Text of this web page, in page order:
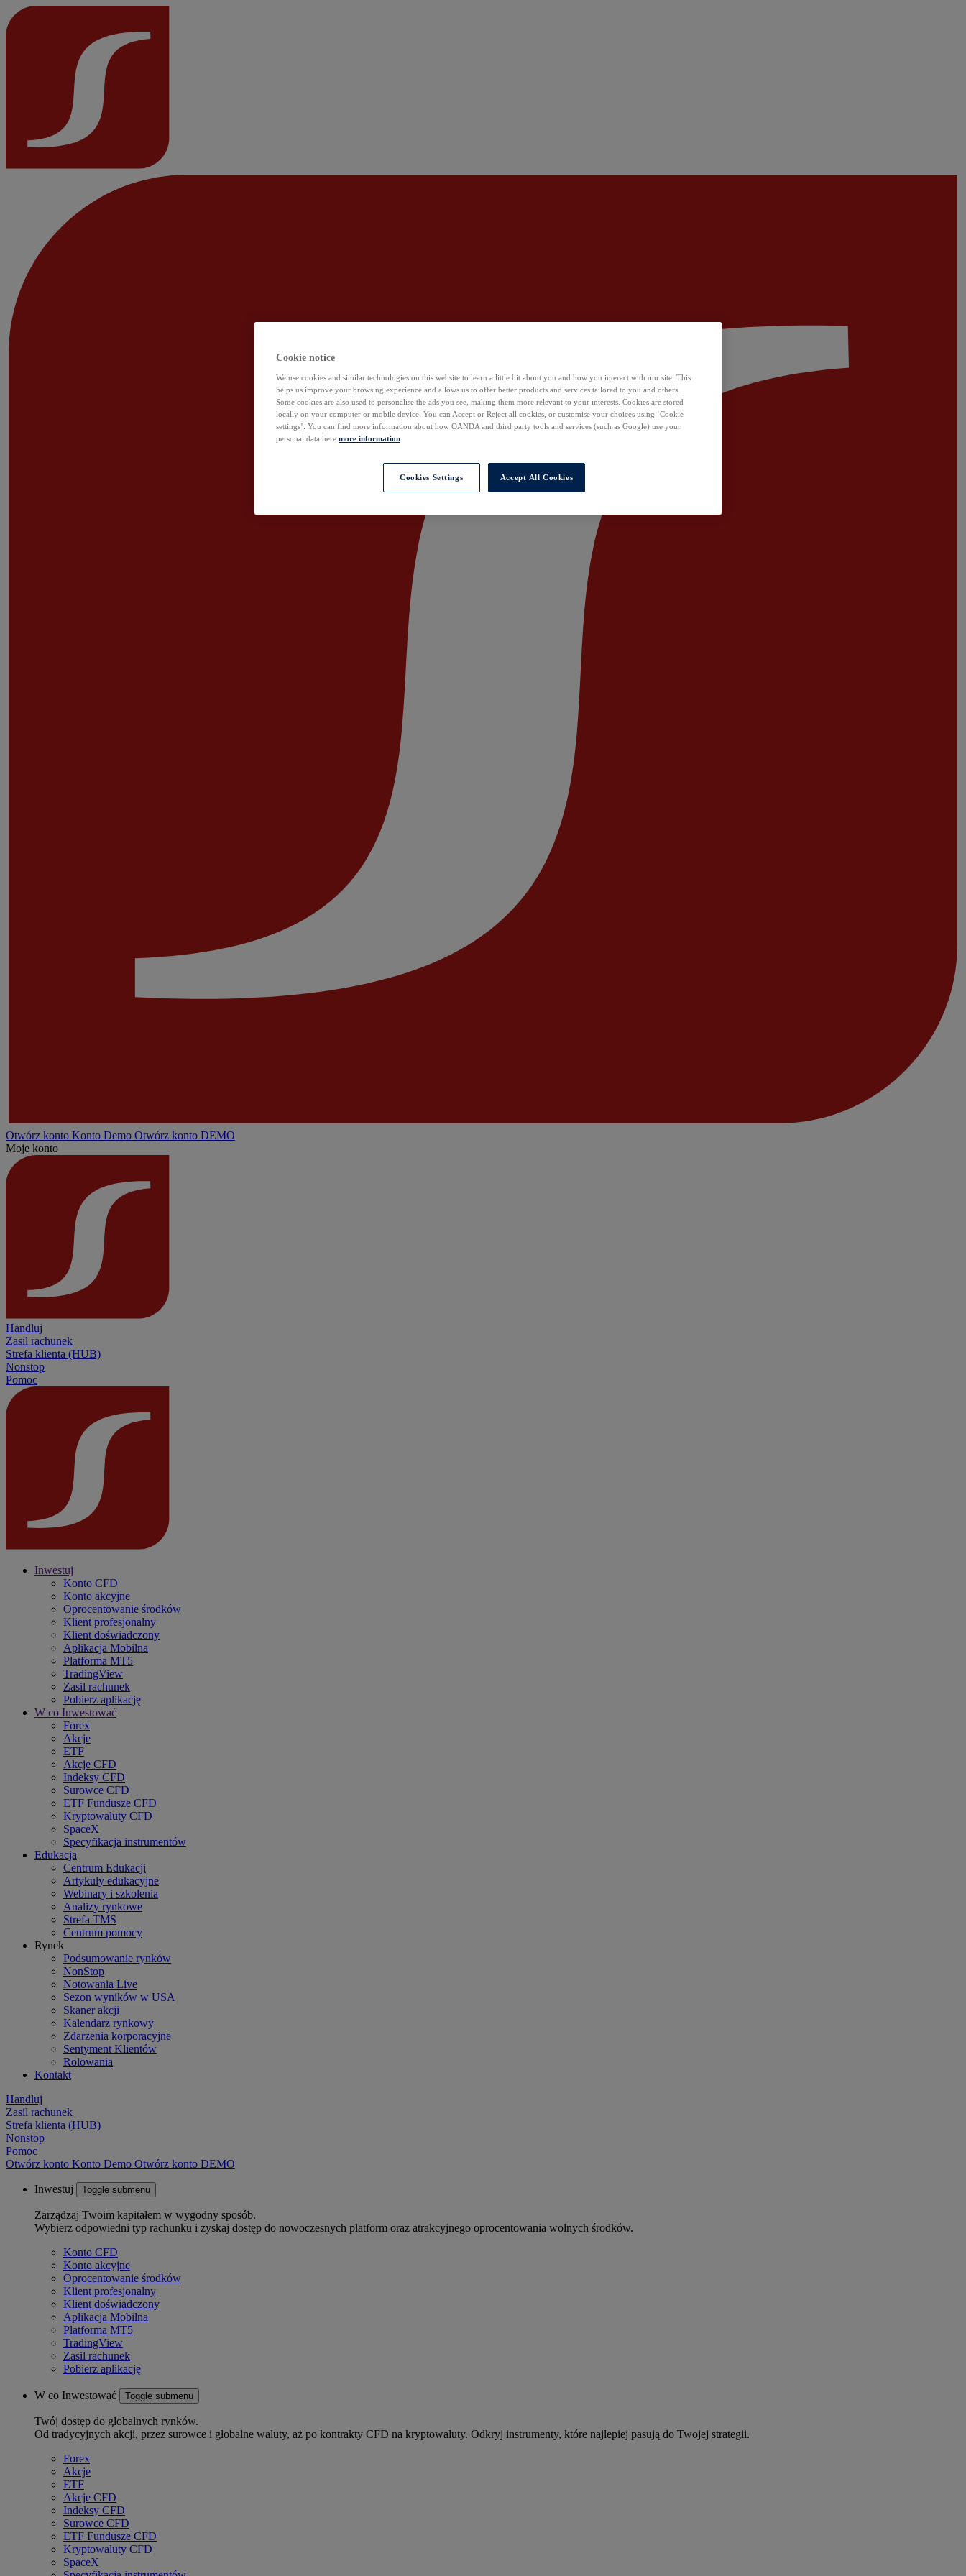
Otwórz konto Konto Demo Otwórz konto DEMO
Moje konto
Handluj
Zasil rachunek
Strefa klienta (HUB)
Nonstop
Pomoc
Inwestuj
Konto CFD
Konto akcyjne
Oprocentowanie środków
Klient profesjonalny
Klient doświadczony
Aplikacja Mobilna
Platforma MT5
TradingView
Zasil rachunek
Pobierz aplikację
W co Inwestować
Forex
Akcje
ETF
Akcje CFD
Indeksy CFD
Surowce CFD
ETF Fundusze CFD
Kryptowaluty CFD
SpaceX
Specyfikacja instrumentów
Edukacja
Centrum Edukacji
Artykuły edukacyjne
Webinary i szkolenia
Analizy rynkowe
Strefa TMS
Centrum pomocy
Rynek
Podsumowanie rynków
NonStop
Notowania Live
Sezon wyników w USA
Skaner akcji
Kalendarz rynkowy
Zdarzenia korporacyjne
Sentyment Klientów
Rolowania
Kontakt
Handluj
Zasil rachunek
Strefa klienta (HUB)
Nonstop
Pomoc
Otwórz konto Konto Demo Otwórz konto DEMO
Inwestuj Toggle submenu
Zarządzaj Twoim kapitałem w wygodny sposób.
Wybierz odpowiedni typ rachunku i zyskaj dostęp do nowoczesnych platform oraz atrakcyjnego oprocentowania wolnych środków.
Konto CFD
Konto akcyjne
Oprocentowanie środków
Klient profesjonalny
Klient doświadczony
Aplikacja Mobilna
Platforma MT5
TradingView
Zasil rachunek
Pobierz aplikację
W co Inwestować Toggle submenu
Twój dostęp do globalnych rynków.
Od tradycyjnych akcji, przez surowce i globalne waluty, aż po kontrakty CFD na kryptowaluty. Odkryj instrumenty, które najlepiej pasują do Twojej strategii.
Forex
Akcje
ETF
Akcje CFD
Indeksy CFD
Surowce CFD
ETF Fundusze CFD
Kryptowaluty CFD
SpaceX
Cookie notice
We use cookies and similar technologies on this website to learn a little bit about you and how you interact with our site. This
helps us improve your browsing experience and allows us to offer better products and services tailored to you and others.
Some cookies are also used to personalise the ads you see, making them more relevant to your interests. Cookies are stored
locally on your computer or mobile device. You can Accept or Reject all cookies, or customise your choices using ‘Cookie
settings’. You can find more information about how OANDA and third party tools and services (such as Google) use your
personal data here:more information
Cookies Settings Accept All Cookies